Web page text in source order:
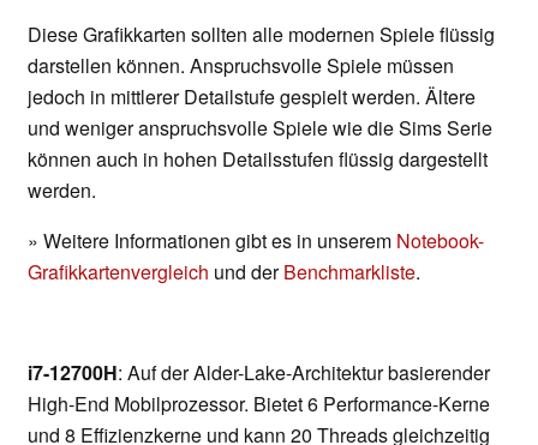
Diese Grafikkarten sollten alle modernen Spiele flüssig
darstellen können. Anspruchsvolle Spiele müssen
jedoch in mittlerer Detailstufe gespielt werden. Ältere
und weniger anspruchsvolle Spiele wie die Sims Serie
können auch in hohen Detailsstufen flüssig dargestellt
werden.
» Weitere Informationen gibt es in unserem Notebook-
Grafikkartenvergleich und derBenchmarkliste.
i7-12700H: Auf der Alder-Lake-Architektur basierender
High-End Mobilprozessor. Bietet 6 Performance-Kerne
und 8 Effizienzkerne und kann 20 Threads gleichzeitig